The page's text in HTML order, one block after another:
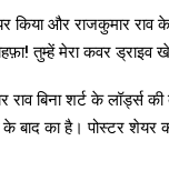
किया और राजकुमार
तुम्हें मेरा कवर
बिना शर्ट के लॉर्ड्स
का है। पोस्टर शेयर